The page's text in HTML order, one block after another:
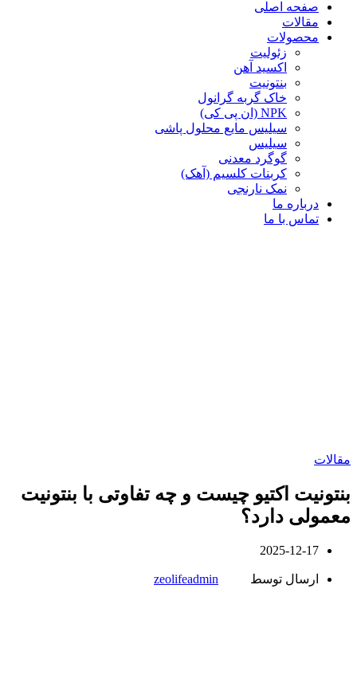
صفحه اصلی
مقالات
محصولات
زئولیت
اکسید آهن
بنتونیت
خاک گربه گرانول
NPK (ان پی کی)
سیلیس مایع محلول پاشی
سیلیس
گوگرد معدنی
کربنات کلسیم (آهک)
نمک نارنجی
درباره ما
تماس با ما
مقالات
بنتونیت اکتیو چیست و چه تفاوتی با بنتونیت
معمولی دارد؟
2025-12-17
ارسال توسط zeolifeadmin